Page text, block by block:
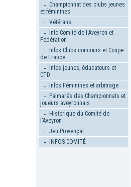
Championnat des clubs jeunes
et féminines
Vétérans
Info Comité de l'Aveyron et
Fédération
Infos Clubs concours et Coupe
de France
Infos jeunes, éducateurs et
CTD
Infos Féminines et arbitrage
Palmarés des Championnats et
joueurs aveyronnais
Historique du Comité de
l'Aveyron
Jeu Provençal
INFOS COMITÉ